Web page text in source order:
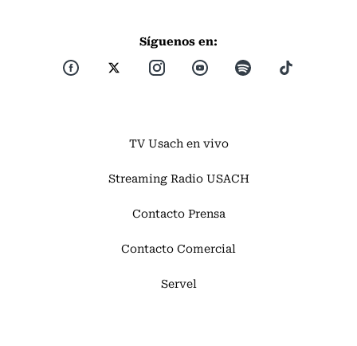
Síguenos en:
TV Usach en vivo
Streaming Radio USACH
Contacto Prensa
Contacto Comercial
Servel